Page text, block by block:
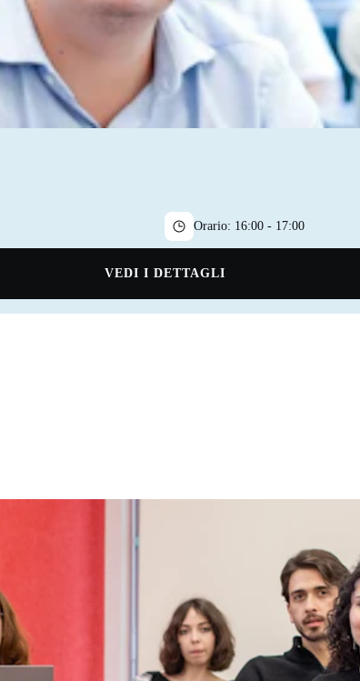
Orario: 16:00 - 17:00
VEDI I DETTAGLI